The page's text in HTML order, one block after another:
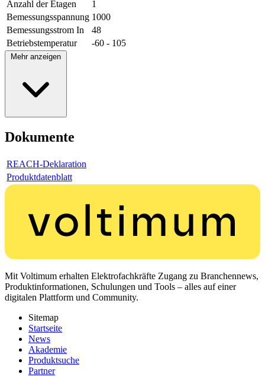
Anzahl der Etagen
1
Bemessungsspannung 1000
Bemessungsstrom In
48
Betriebstemperatur
-60 - 105
Mehr anzeigen
Dokumente
REACH-Deklaration
Produktdatenblatt
Mit Voltimum erhalten Elektrofachkräfte Zugang zu Branchennews,
Produktinformationen, Schulungen und Tools – alles auf einer
digitalen Plattform und Community.
Sitemap
Startseite
News
Akademie
Produktsuche
Partner